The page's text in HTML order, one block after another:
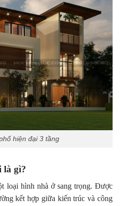
hiện đại 3 tầng
là gì?
loại hình nhà ở sang trọng. Được
kết hợp giữa kiến trúc và công